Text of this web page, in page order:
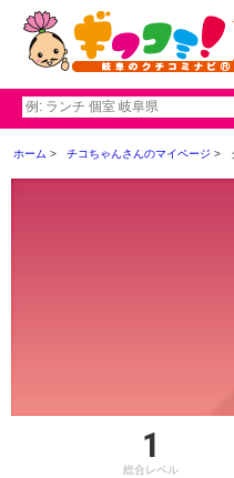
ホーム チコちゃんさんのマイページ
1
総合レベル